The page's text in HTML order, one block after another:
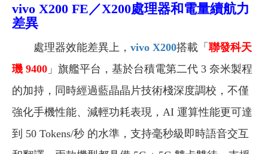
vivo X200 FE ／X200處理器和電量續航力
差異
處理器效能差異上， vivo X200搭載「 聯發科天
璣 9400 」旗艦平台，基於台積電第二代 3 奈米製程
的加持，同時經過藍晶晶片技術棧深度調校，不僅
強化手機性能、減輕功耗表現，AI 運算性能更可達
到 50 Tokens/秒 的水準，支持毫秒級即時語音交互